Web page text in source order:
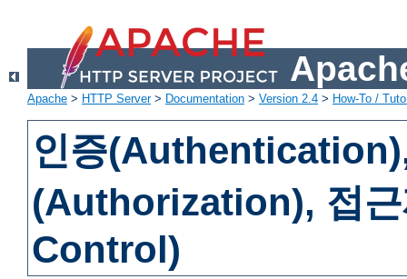
Apache > HTTP Server> Documentation > Version 2.4 > How-To /
인증
(Authorization), 접
Control)